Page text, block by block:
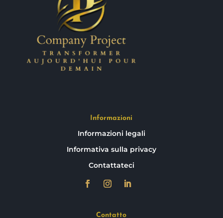
Informazioni
Informazioni legali
Informativa sulla privacy
Contattateci
Contatto